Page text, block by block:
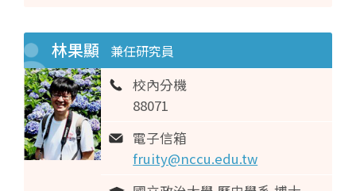
林果顯 兼任研究員
校內分機
88071
電子信箱
fruity@nccu.edu.tw